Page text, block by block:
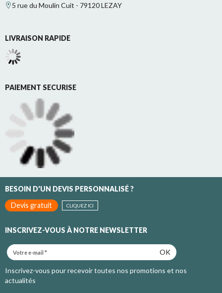
5 rue du Moulin Cuit - 79120 LEZAY
LIVRAISON RAPIDE
PAIEMENT SECURISE
BESOIN D'UN DEVIS PERSONNALISÉ ?
INSCRIVEZ-VOUS À NOTRE NEWSLETTER